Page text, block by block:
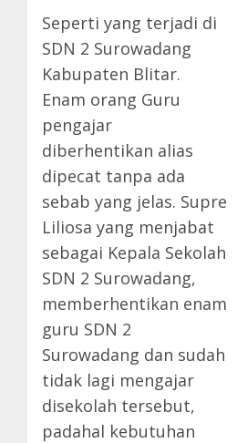
Seperti yang terjadi di
SDN 2 Surowadang
Kabupaten Blitar.
Enam orang Guru
pengajar
diberhentikan alias
dipecat tanpa ada
sebab yang jelas. Supre
Liliosa yang menjabat
sebagai Kepala Sekolah
SDN 2 Surowadang,
memberhentikan enam
guru SDN 2
Surowadang dan sudah
tidak lagi mengajar
disekolah tersebut,
padahal kebutuhan